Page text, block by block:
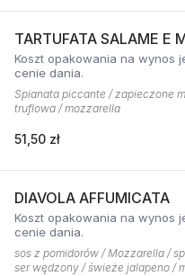
TARTUFATA SALAME E
Koszt opakowania na wynos
cenie dania.
Spianata piccante / zapieczone
truflowa / mozzarella
51,50 zł
DIAVOLA AFFUMICATA
Koszt opakowania na wynos
cenie dania.
sos z pomidorów / Mozzarella /
ser wędzony / świeże jalapeno /